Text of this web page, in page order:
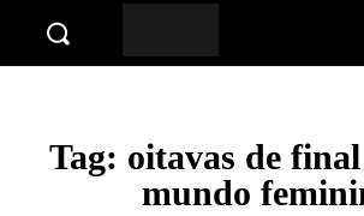
Tag: oitavas de
mundo